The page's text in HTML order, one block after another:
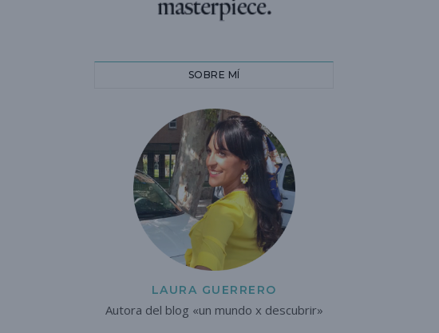
SOBRE MÍ
LAURA GUERRERO
Autora del blog «un mundo x descubrir»